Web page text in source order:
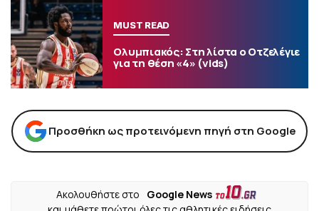
MUST READ
Ολυμπιακός: Στη λίστα ο Οτζελέγιε
για τη θέση «4» (vids)
Προσθήκη ως προτεινόμενη πηγή στη Google
Ακολουθήστε στο
Google News